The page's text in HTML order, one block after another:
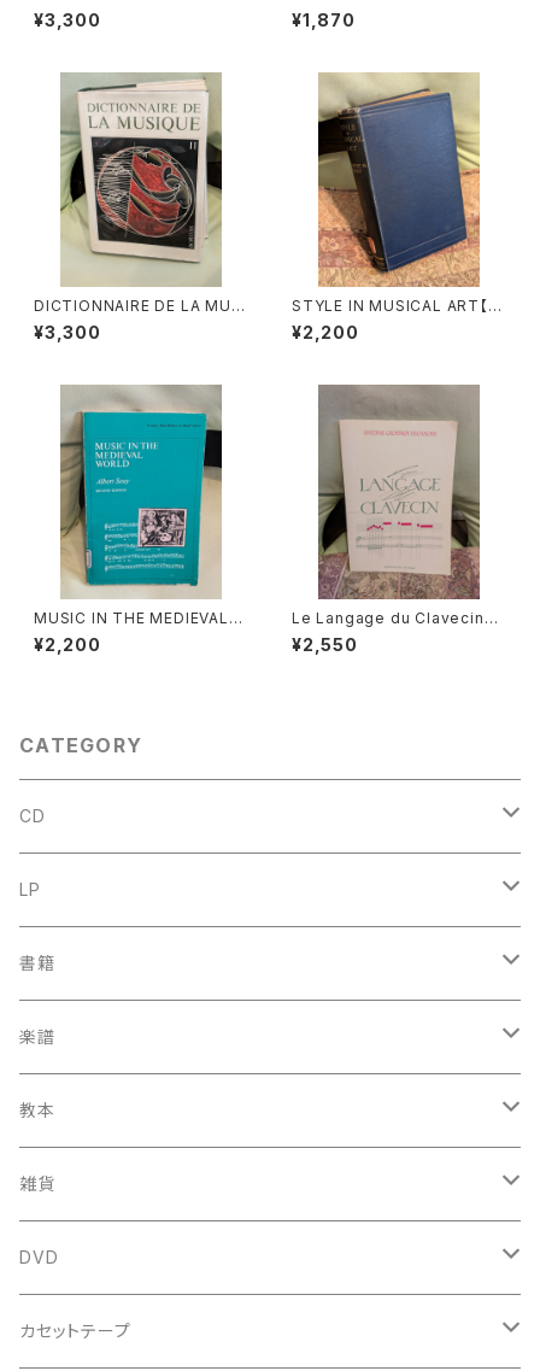
Ausfuhrung der Appoggiat
ura【著者：Kurt Wichmann】出
¥3,300
3【著者：DRS.W.C.M.KLOPPE
NBURG】出版社：Broekmans
¥1,870
DICTIONNAIRE DE LA MUSI
QUE Ⅱ:les mens et leurs
œuvres『音楽辞典：人物とその
¥3,300
STYLE IN MUSICAL ART【著
者：C. HUBERT H.PARRY】出
版社：MACMILLAN AND CO,
¥2,200
MUSIC IN THE MEDIEVAL
WORLD【著者：Albert Seay】
出版社：PRENTICE-HALL, IN
¥2,200
Le Langage du Clavecin
【著者：ANTOINE GEOFFROY
DECHAUME】出版社：EDITIO
¥2,550
CATEGORY
CD
古楽
中古CD
鍋島元子関連CD
古楽以外
中古CD
LP
古楽
中古LP
鍋島元子関連LP
古楽以外
中古LP
書籍
古楽関係
中古本
新古本
古楽以外
中古本
中古本
楽譜
古楽関係
スコア
鍵盤用
古楽以外
スコア
教本
古楽関係
古楽以外
雑貨
トートバッグ
バロック
DVD
古楽
カセットテープ